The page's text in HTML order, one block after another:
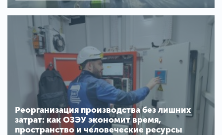
Реорганизация производства без лишних
затрат: как ОЗЭУ экономит время,
пространство и человеческие ресурсы